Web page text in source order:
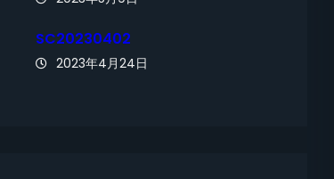
SC20230402
2023年4月24日